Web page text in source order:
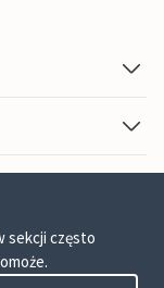
sekcji często